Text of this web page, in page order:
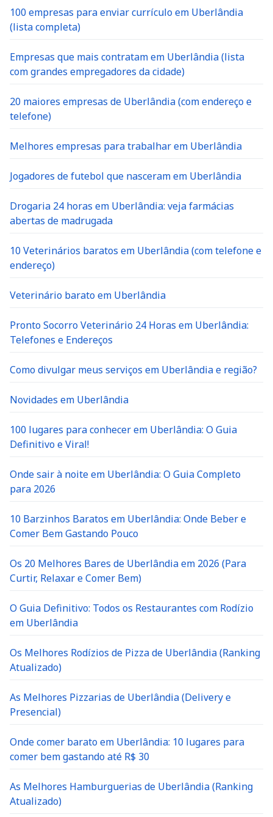
100 empresas para enviar currículo em Uberlândia
(lista completa)
Empresas que mais contratam em Uberlândia (lista
com grandes empregadores da cidade)
20 maiores empresas de Uberlândia (com endereço e
telefone)
Melhores empresas para trabalhar em Uberlândia
Jogadores de futebol que nasceram em Uberlândia
Drogaria 24 horas em Uberlândia: veja farmácias
abertas de madrugada
10 Veterinários baratos em Uberlândia (com telefone e
endereço)
Veterinário barato em Uberlândia
Pronto Socorro Veterinário 24 Horas em Uberlândia:
Telefones e Endereços
Como divulgar meus serviços em Uberlândia e região?
Novidades em Uberlândia
100 lugares para conhecer em Uberlândia: O Guia
Definitivo e Viral!
Onde sair à noite em Uberlândia: O Guia Completo
para 2026
10 Barzinhos Baratos em Uberlândia: Onde Beber e
Comer Bem Gastando Pouco
Os 20 Melhores Bares de Uberlândia em 2026 (Para
Curtir, Relaxar e Comer Bem)
O Guia Definitivo: Todos os Restaurantes com Rodízio
em Uberlândia
Os Melhores Rodízios de Pizza de Uberlândia (Ranking
Atualizado)
As Melhores Pizzarias de Uberlândia (Delivery e
Presencial)
Onde comer barato em Uberlândia: 10 lugares para
comer bem gastando até R$ 30
As Melhores Hamburguerias de Uberlândia (Ranking
Atualizado)